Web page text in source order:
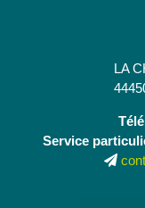
LA
Service